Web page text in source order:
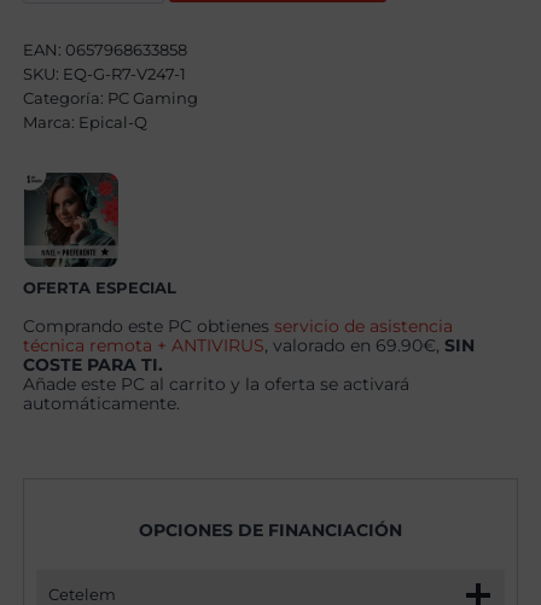
Ryzen
7
9800X3D,
64GB,
2TB
SSD
RTX
5080
+
Windows
11
Pro
cantidad
EAN: 0657968633858
SKU: EQ-G-R7-V247-1
Categoría: PC Gaming
Marca: Epical-Q
OFERTA ESPECIAL
Comprando este PC obtienes servicio de asistencia
técnica remota + ANTIVIRUS , valorado en 69.90€,SIN
COSTE PARA TI.
Añade este PC al carrito y la oferta se activará
automáticamente.
OPCIONES DE FINANCIACIÓN
Cetelem